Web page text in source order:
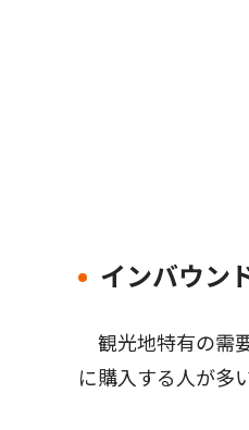
インバウン
観光地特有の需
に購入する人が多